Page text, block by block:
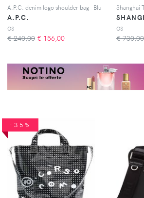
A.P.C. denim logo shoulder bag - Blu
A.P.C.
OS
€ 240,00 € 156,00
OS
€ 730,00
-35%